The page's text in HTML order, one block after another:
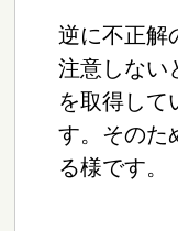
逆に不正解
注意しない
を取得して
す。そのた
る様です。